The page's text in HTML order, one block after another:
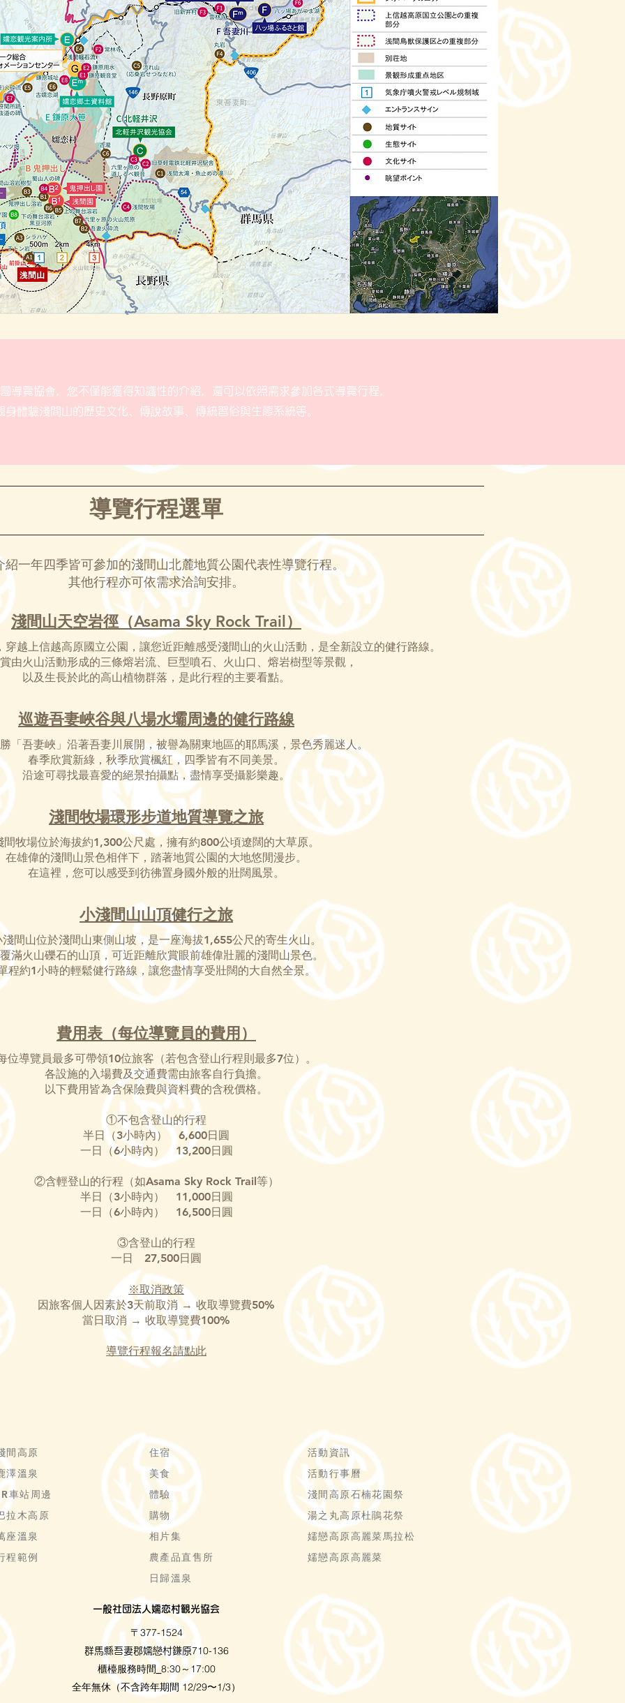
導覽協會，您不僅能獲得知識性的介紹，還可以依照需求參加各式導覽行程，
身體驗淺間山的歷史文化、傳說故事、傳統習俗與生態系統等。
導覽行程選單
紹一年四季皆可參加的淺間山北麓地質公園代表性導覽行程。
其他行程亦可依需求洽詢安排。
淺間山天空岩徑（Asama Sky Rock Trail）
越上信越高原國立公園，讓您近距離感受淺間山的火山活動，是全新設立的健行路線。
由火山活動形成的三條熔岩流、巨型噴石、火山口、熔岩樹型等景觀，
以及生長於此的高山植物群落，是此行程的主要看點。
巡遊吾妻峽谷與八場水壩周邊的健行路線
「吾妻峽」沿著吾妻川展開，被譽為關東地區的耶馬溪，景色秀麗迷人。
春季欣賞新綠，秋季欣賞楓紅，四季皆有不同美景。
沿途可尋找最喜愛的絕景拍攝點，盡情享受攝影樂趣。
淺間牧場環形步道地質導覽之旅
間牧場位於海拔約1,300公尺處，擁有約800公頃遼闊的大草原。
在雄偉的淺間山景色相伴下，踏著地質公園的大地悠閒漫步。
在這裡，您可以感受到彷彿置身國外般的壯闊風景。
小淺間山山頂健行之旅
淺間山位於淺間山東側山坡，是一座海拔1,655公尺的寄生火山。
滿火山礫石的山頂，可近距離欣賞眼前雄偉壯麗的淺間山景色。
程約1小時的輕鬆健行路線，讓您盡情享受壯闊的大自然全景。
費用表（每位導覽員的費用）
位導覽員最多可帶領10位旅客（若包含登山行程則最多7位）。
各設施的入場費及交通費需由旅客自行負擔。
以下費用皆為含保險費與資料費的含稅價格。
①不包含登山的行程
半日（3小時內） 6,600日圓
一日（6小時內） 13,200日圓
②含輕登山的行程（如Asama Sky Rock Trail等）
半日（3小時內） 11,000日圓
一日（6小時內） 16,500日圓
​③含登山的行程
一日 27,500日圓
※取消政策
因旅客個人因素於3天前取消 → 收取導覽費50%
當日取消 → 收取導覽費100%
導覽行程報名請點此
間高原
住宿
澤溫泉
美食
車站周邊
體驗
拉木高原
購物
座溫泉
相片集
程範例
農產品直售所
活動資訊
活動行事曆
淺間高原石楠花園祭
湯之丸高原杜鵑花祭
嬬戀高原高麗菜馬拉松
嬬戀高原高麗菜
日歸溫泉
一般社団法人嬬恋村観光協会
〒377-1524
群馬縣吾妻郡嬬戀村鎌原710-136
櫃檯服務時間_8:30～17:00
全年無休（不含跨年期間 12/29〜1/3）